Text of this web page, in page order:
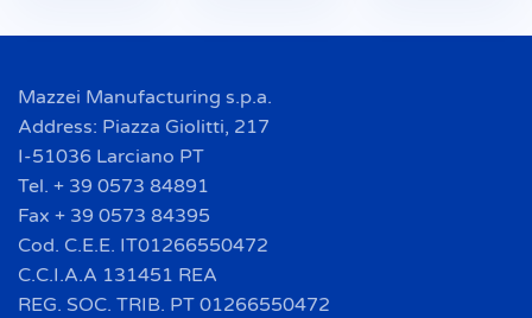
Mazzei Manufacturing s.p.a.
Address: Piazza Giolitti, 217
I-51036 Larciano PT
Tel. + 39 0573 84891
Fax + 39 0573 84395
Cod. C.E.E. IT01266550472
C.C.I.A.A 131451 REA
REG. SOC. TRIB. PT 01266550472